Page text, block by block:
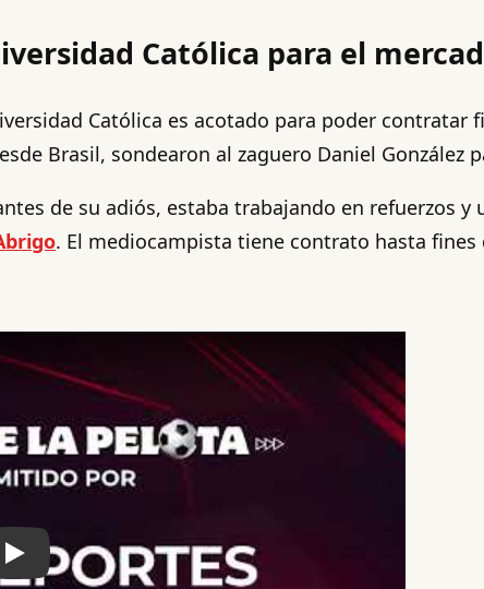
Católica para el
Católica es acotado para poder
Brasil, sondearon al zaguero Daniel González
de su adiós, estaba trabajando en refuerzos
. El mediocampista tiene contrato hasta